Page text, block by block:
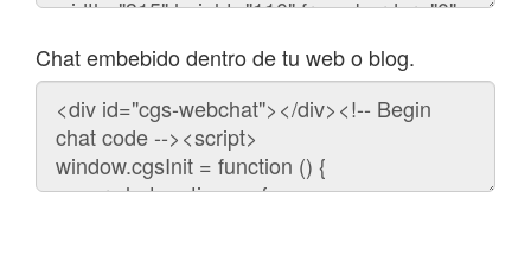
Chat embebido dentro de tu web o blog.
Código
para
embeber
chat